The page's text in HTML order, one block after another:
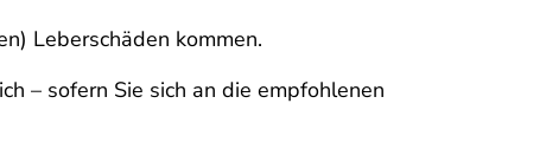
Leberschäden kommen.
– sofern Sie sich an die empfohlenen